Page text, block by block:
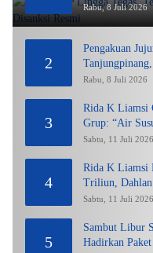
Rabu, 8 Juli 2026
2
Pengakuan
Untung”
Rabu, 8 Juli 2026
3
Rida K Liamsi
Grup: “Air
Sabtu, 11 Juli 2026
4
Rida K Liamsi
Triliun, Dahlan
Sabtu, 11 Juli 2026
5
Sambut Libur
Hadirkan